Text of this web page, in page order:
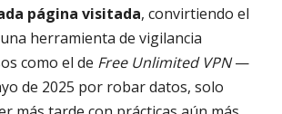
página visitada, convirtiendo el
herramienta de vigilancia
como el de Free Unlimited VPN—
de 2025 por robar datos, solo